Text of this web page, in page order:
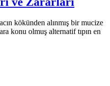
kökünden alınmış bir mucize
konu olmuş alternatif tıpın en